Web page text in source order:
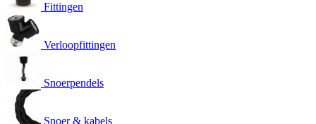
Fittingen
Verloopfittingen
Snoerpendels
Snoer & kabels